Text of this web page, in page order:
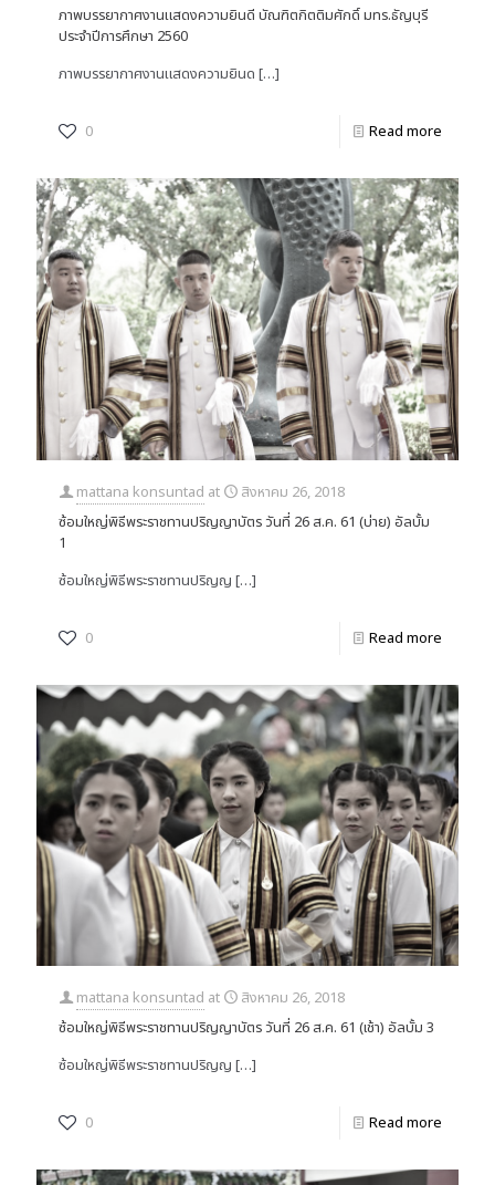
ภาพบรรยากาศงานแสดงความยินดี บัณฑิตกิตติมศักดิ์ มทร.ธัญบุรี
ประจำปีการศึกษา 2560
ภาพบรรยากาศงานแสดงความยินด […]
0 Read more
mattana konsuntad at
สิงหาคม 26, 2018
ซ้อมใหญ่พิธีพระราชทานปริญญาบัตร วันที่ 26 ส.ค. 61 (บ่าย) อัลบั้ม
1
ซ้อมใหญ่พิธีพระราชทานปริญญ […]
0 Read more
mattana konsuntad at
สิงหาคม 26, 2018
ซ้อมใหญ่พิธีพระราชทานปริญญาบัตร วันที่ 26 ส.ค. 61 (เช้า) อัลบั้ม 3
ซ้อมใหญ่พิธีพระราชทานปริญญ […]
0 Read more